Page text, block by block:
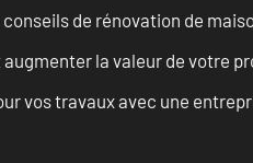
de rénovation de
la valeur de votre
vos travaux avec une